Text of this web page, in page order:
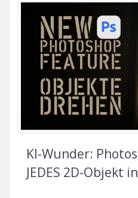
KI-Wunder:
JEDES 2D-Objekt